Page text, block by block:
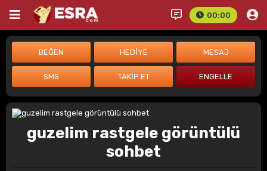
00:00
guzelim rastgele görüntülü
sohbet